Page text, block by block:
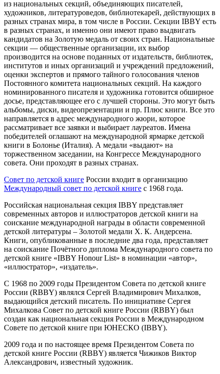
из национальных секций, объединяющих писателей,
художников, литературоведов, библиотекарей, действующих в
разных странах мира, в том числе в России. Секции IBBY есть
в разных странах, и именно они имеют право выдвигать
кандидатов на Золотую медаль от своих стран. Национальные
секции — общественные организации, их выбор
производится на основе поданных от издательств, библиотек,
институтов и иных организаций и учреждений предложений,
оценки экспертов и прямого тайного голосования членов
Постоянного комитета национальных секций. На каждого
номинированного писателя и художника готовится обширное
досье, представляющее его с лучшей стороны. Это могут быть
альбомы, диски, видеопрезентации и пр. Плюс книги. Все это
направляется в адрес международного жюри, которое
рассматривает все заявки и выбирает лауреатов. Имена
победителей оглашают на международной ярмарке детской
книги в Болонье (Италия). А медали «выдают» на
торжественном заседании, на Конгрессе Международного
совета. Они проходят в разных странах.
Совет по детской книге России входит в организацию
Международный совет по детской книге с 1968 года.
Российская национальная секция IBBY представляет
современных авторов и иллюстраторов детской книги на
соискание международной награды в области современной
детской литературы – Золотой медали Х. К. Андерсена.
Книги, опубликованные в последние два года, представляет
на соискание Почётного диплома Международного совета по
детской книге «IBBY Honour List» в номинации «автор»,
«иллюстратор», «издатель».
С 1968 по 2009 годы Президентом Совета по детской книге
России (RBBY) являлся Сергей Владимирович Михалков,
выдающийся детский писатель. По инициативе Сергея
Михалкова Совет по детской книге России (RBBY) был
создан как национальная секция России в Международном
Совете по детской книге при ЮНЕСКО (IBBY).
2009 года и по настоящее время Президентом Совета по
детской книге России (RBBY) является Чижиков Виктор
Александрович, известный художник.